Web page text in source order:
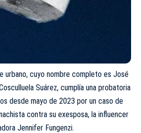
urbano, cuyo nombre completo es José
Suárez, cumplía una probatoria
desde mayo de 2023 por un caso de
contra su exesposa, la influencer
Jennifer Fungenzi.